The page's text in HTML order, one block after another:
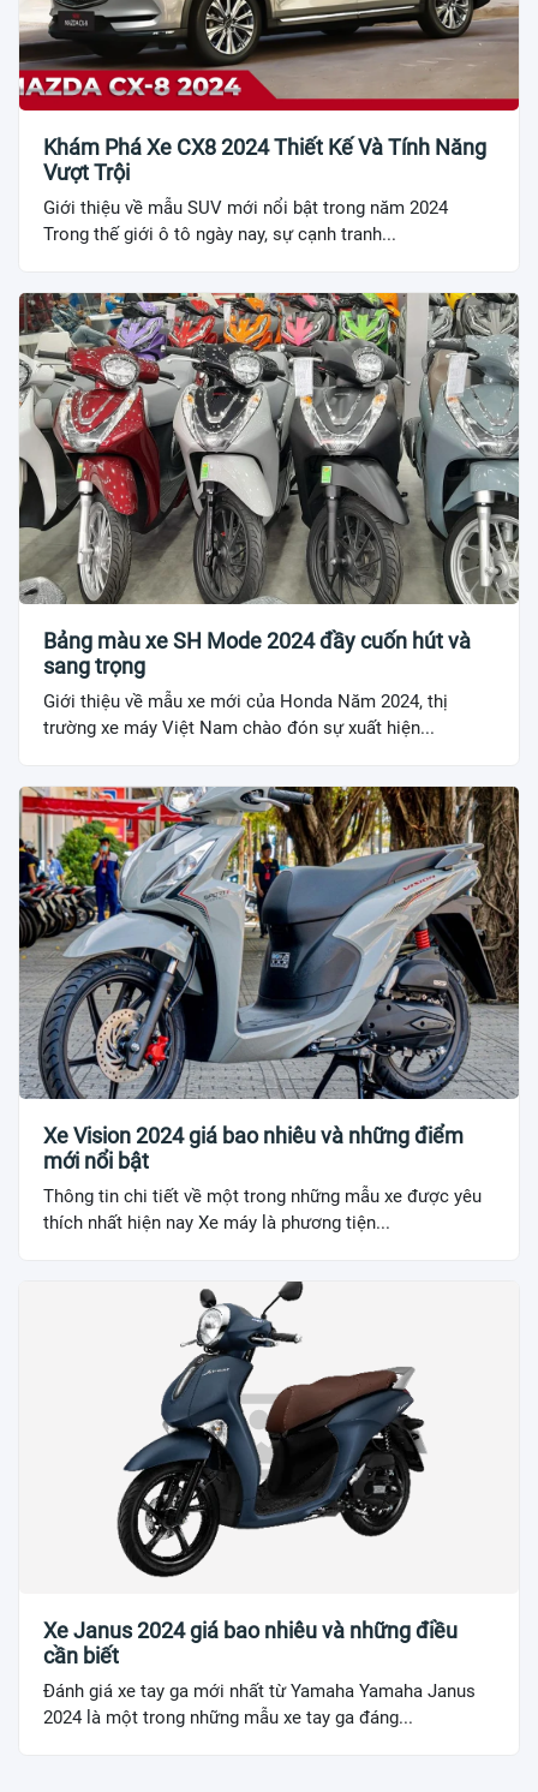
Khám Phá Xe CX8 2024 Thiết Kế Và Tính Năng
Vượt Trội
Giới thiệu về mẫu SUV mới nổi bật trong năm 2024
Trong thế giới ô tô ngày nay, sự cạnh tranh...
Bảng màu xe SH Mode 2024 đầy cuốn hút và
sang trọng
Giới thiệu về mẫu xe mới của Honda Năm 2024, thị
trường xe máy Việt Nam chào đón sự xuất hiện...
Xe Vision 2024 giá bao nhiêu và những điểm
mới nổi bật
Thông tin chi tiết về một trong những mẫu xe được yêu
thích nhất hiện nay Xe máy là phương tiện...
Xe Janus 2024 giá bao nhiêu và những điều
cần biết
Đánh giá xe tay ga mới nhất từ Yamaha Yamaha Janus
2024 là một trong những mẫu xe tay ga đáng...